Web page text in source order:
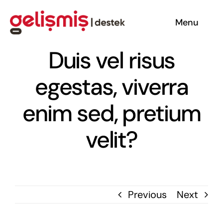
Menu
Hakkımızda
Hizmetler
Başarılarımız
Bize Ulaşın
Duis vel risus
egestas, viverra
enim sed, pretium
velit?
Previous Next